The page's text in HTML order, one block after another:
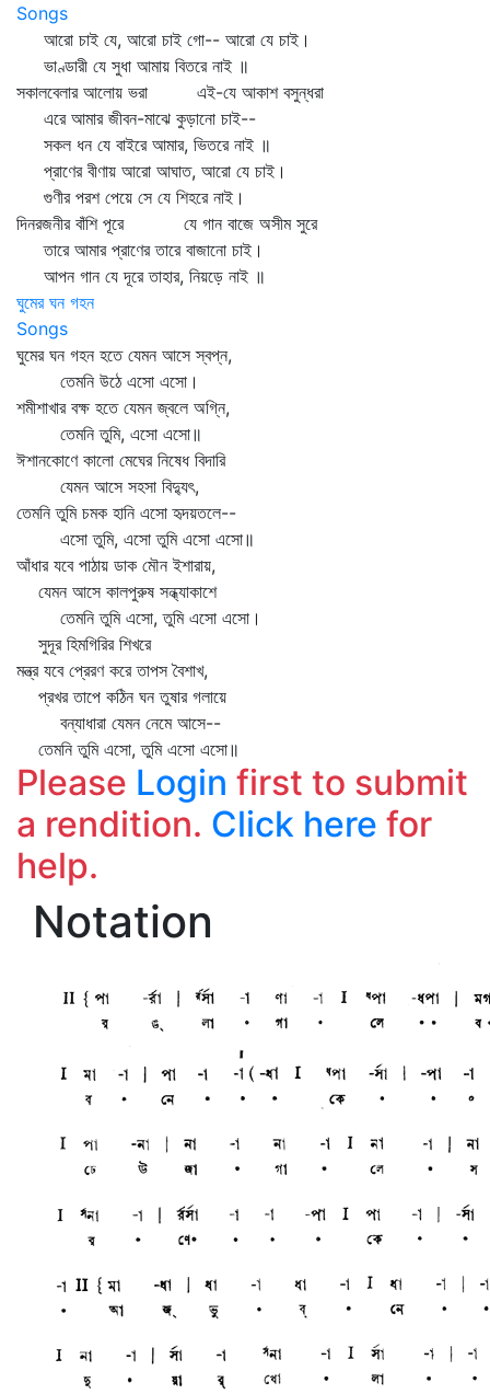
Songs
আরো চাই যে, আরো চাই গো-- আরো যে চাই।
ভাণ্ডারী যে সুধা আমায় বিতরে নাই ॥
সকালবেলার আলোয় ভরা এই-যে আকাশ বসুন্ধরা
এরে আমার জীবন-মাঝে কুড়ানো চাই--
সকল ধন যে বাইরে আমার, ভিতরে নাই ॥
প্রাণের বীণায় আরো আঘাত, আরো যে চাই।
গুণীর পরশ পেয়ে সে যে শিহরে নাই।
দিনরজনীর বাঁশি পূরে যে গান বাজে অসীম সুরে
তারে আমার প্রাণের তারে বাজানো চাই।
আপন গান যে দূরে তাহার, নিয়ড়ে নাই ॥
ঘুমের ঘন গহন
Songs
ঘুমের ঘন গহন হতে যেমন আসে স্বপ্ন,
তেমনি উঠে এসো এসো।
শমীশাখার বক্ষ হতে যেমন জ্বলে অগ্নি,
তেমনি তুমি, এসো এসো॥
ঈশানকোণে কালো মেঘের নিষেধ বিদারি
যেমন আসে সহসা বিদ্যুৎ,
তেমনি তুমি চমক হানি এসো হৃদয়তলে--
এসো তুমি, এসো তুমি এসো এসো॥
আঁধার যবে পাঠায় ডাক মৌন ইশারায়,
যেমন আসে কালপুরুষ সন্ধ্যাকাশে
তেমনি তুমি এসো, তুমি এসো এসো।
সুদূর হিমগিরির শিখরে
মন্ত্র যবে প্রেরণ করে তাপস বৈশাখ,
প্রখর তাপে কঠিন ঘন তুষার গলায়ে
বন্যাধারা যেমন নেমে আসে--
তেমনি তুমি এসো, তুমি এসো এসো॥
Please Login first to submit
a rendition. Click here for
help.
Notation